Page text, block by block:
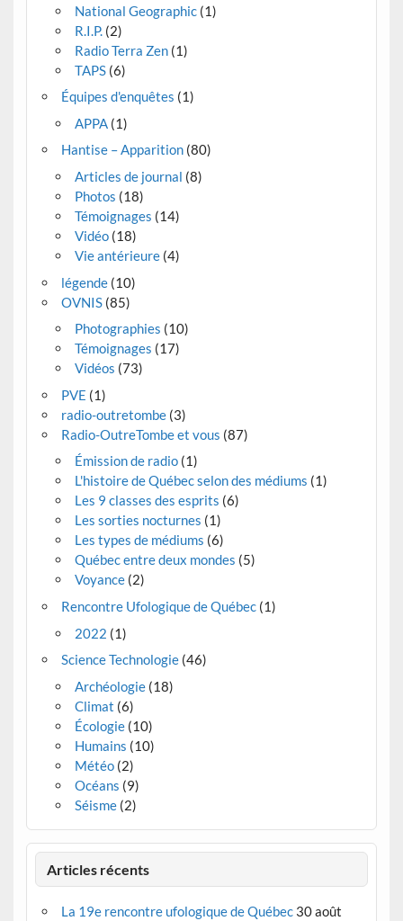
National Geographic(1)
R.I.P.(2)
Radio Terra Zen(1)
TAPS(6)
Équipes d'enquêtes (1)
APPA(1)
Hantise – Apparition(80)
Articles de journal (8)
Photos (18)
Témoignages (14)
Vidéo(18)
Vie antérieure(4)
légende(10)
OVNIS(85)
Photographies (10)
Témoignages (17)
Vidéos (73)
PVE (1)
radio-outretombe(3)
Radio-OutreTombe et vous (87)
Émission de radio(1)
L'histoire de Québec selon des médiums (1)
Les 9 classes des esprits (6)
Les sorties nocturnes (1)
Les types de médiums (6)
Québec entre deux mondes (5)
Voyance(2)
Rencontre Ufologique de Québec(1)
2022 (1)
Science Technologie(46)
Archéologie(18)
Climat (6)
Écologie(10)
Humains (10)
Météo(2)
Océans (9)
Séisme(2)
Articles récents
La 19e rencontre ufologique de Québec 30 août